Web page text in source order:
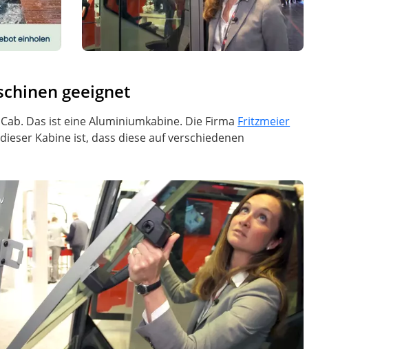
geeignet
Das ist eine Aluminiumkabine. Die Firma Fritzmeier
Kabine ist, dass diese auf verschiedenen